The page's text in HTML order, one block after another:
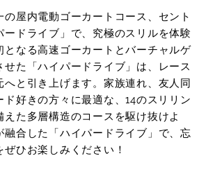
の屋内電動ゴーカートコース、セント
ードライブ」で、究極のスリルを体験
となる高速ゴーカートとバーチャルゲ
せた「ハイパードライブ」は、レース
へと引き上げます。家族連れ、友人同
ド好きの方々に最適な、14のスリリン
えた多層構造のコースを駆け抜けよ
融合した「ハイパードライブ」で、忘
ひお楽しみください！